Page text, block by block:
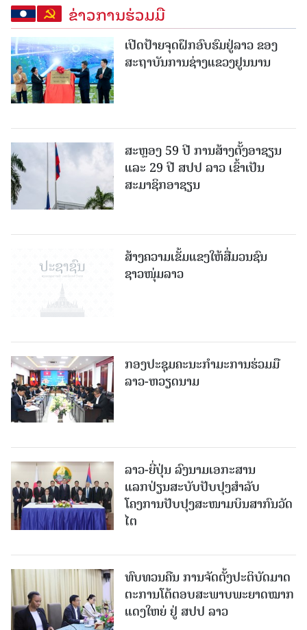
ຂ່າວການຮ່ວມມື
ເປີດປ້າຍຈຸດຝຶກອົບຮົມຢູ່ລາວ ຂອງ
ສະຖາບັນການຊ່າງແຂວງຢູນນານ
ສະຫຼອງ 59 ປີ ການສ້າງຕັ້ງອາຊຽນ
ແລະ 29 ປີ ສປປ ລາວ ເຂົ້າເປັນ
ສະມາຊິກອາຊຽນ
ສ້າງຄວາມເຂັ້ມແຂງໃຫ້ສື່ມວນຊົນ
ຊາວໜຸ່ມລາວ
ກອງປະຊຸມຄະນະກຳມະການຮ່ວມມື
ລາວ-ຫວຽດນາມ
ລາວ-ຍີ່ປຸ່ນ ລົງນາມເອກະສານ
ແລກປ່ຽນສະບັບປັບປຸງສໍາລັບ
ໂຄງການປັບປຸງສະໜາມບິນສາກົນວັດ
ໄຕ
ທົບທວນຄືນ ການຈັດຕັ້ງປະຕິບັດມາດ
ຕະການໂຕ້ຕອບສະພາບພະຍາດໝາກ
ແດງໃຫຍ່ ຢູ່ ສປປ ລາວ